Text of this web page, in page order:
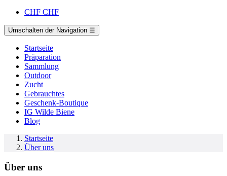
CHF CHF
Umschalten der Navigation ☰
Startseite
Präparation
Sammlung
Outdoor
Zucht
Gebrauchtes
Geschenk-Boutique
IG Wilde Biene
Blog
Startseite
Über uns
Über uns